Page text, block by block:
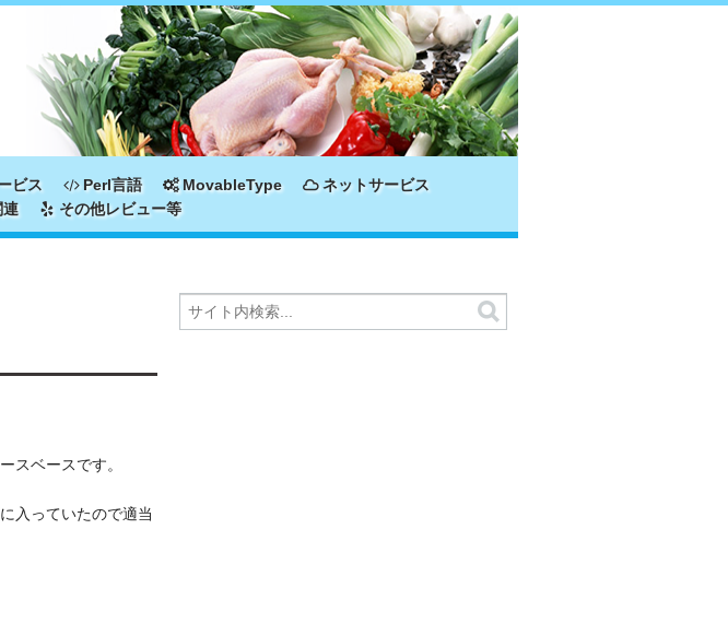
ビス Perl言語 MovableType
ネットサービス
その他レビュー等
スベースです。
入っていたので適当